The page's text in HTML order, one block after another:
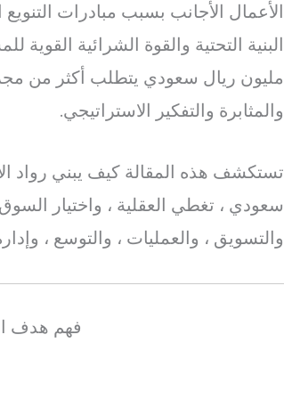
الأعمال الأجانب بسبب مبادرات
البنية التحتية والقوة الشرائية
مليون ريال سعودي يتطلب أكثر من
والمثابرة والتفكير الاستراتيجي.
تستكشف هذه المقالة كيف يبني رواد
سعودي ، تغطي العقلية ، واختيار السوق
والتسويق ، والعمليات ، والتوسع ،
فهم هدف